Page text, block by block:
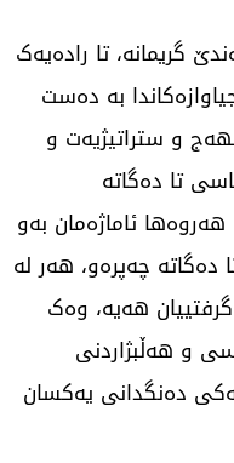
گریمانە، تا رادەیەک
بە دەست
و ستراتیژیەت و
تا دەگاتە
ئاماژەمان بەو
دەگاتە چەپرەو، هەر لە
هەیە، وەک
و هەڵبژاردنی
دەنگدانی یەکسان